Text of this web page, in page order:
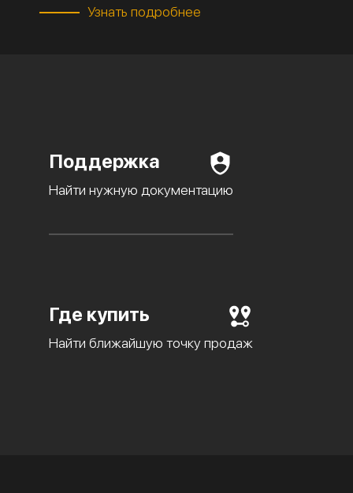
Узнать подробнее
Поддержка
Найти нужную документацию
Где купить
Найти ближайшую точку продаж